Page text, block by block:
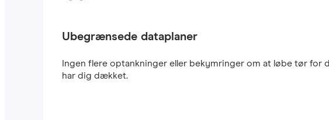
Ubegrænsede dataplaner
Ingen flere optankninger eller bekymringer om at løbe tør
har dig dækket.